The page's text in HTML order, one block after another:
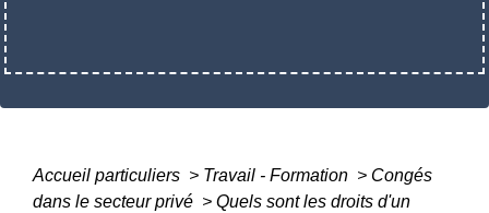
Accueil particuliers > Travail - Formation > Congés
dans le secteur privé > Quels sont les droits d'un